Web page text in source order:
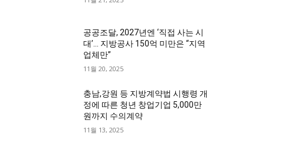
공공조달, 2027년엔 ‘직접 사는 시
대’… 지방공사 150억 미만은 “지역
업체만”
11월 20, 2025
충남,강원 등 지방계약법 시행령 개
정에 따른 청년 창업기업 5,000만
원까지 수의계약
11월 13, 2025